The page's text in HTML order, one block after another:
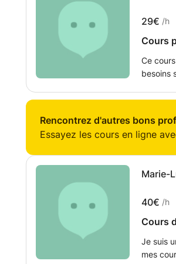
positive.
29€ /h
Cours
Ce
besoins
Rencontrez d'autres bons
Essayez les cours en ligne
Marie-
40€ /h
Cours
Je suis une étudiante en
mes